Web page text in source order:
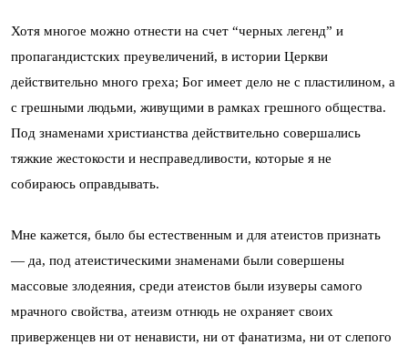
Хотя многое можно отнести на счет “черных легенд” и
пропагандистских преувеличений, в истории Церкви
действительно много греха; Бог имеет дело не с пластилином, а
с грешными людьми, живущими в рамках грешного общества.
Под знаменами христианства действительно совершались
тяжкие жестокости и несправедливости, которые я не
собираюсь оправдывать.
Мне кажется, было бы естественным и для атеистов признать
— да, под атеистическими знаменами были совершены
массовые злодеяния, среди атеистов были изуверы самого
мрачного свойства, атеизм отнюдь не охраняет своих
приверженцев ни от ненависти, ни от фанатизма, ни от слепого